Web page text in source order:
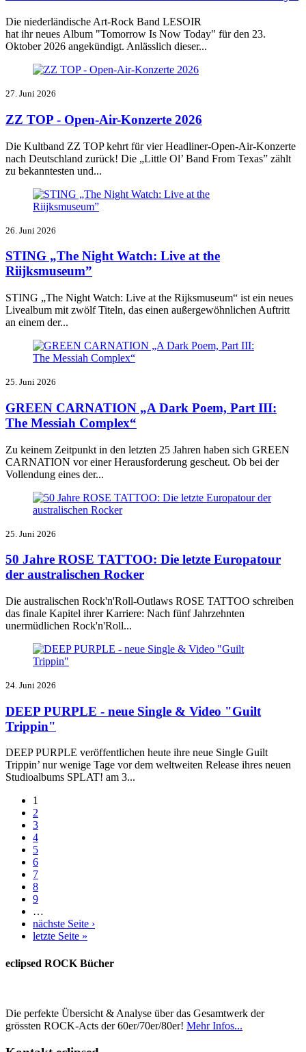
Die niederländische Art-Rock Band LESOIR
hat ihr neues Album "Tomorrow Is Now Today" für den 23.
Oktober 2026 angekündigt. Anlässlich dieser...
27. Juni 2026
ZZ TOP - Open-Air-Konzerte 2026
Die Kultband ZZ TOP kehrt für vier Headliner-Open-Air-Konzerte
nach Deutschland zurück! Die „Little Ol’ Band From Texas” zählt
zu bekanntesten und...
26. Juni 2026
STING „The Night Watch: Live at the
Riijksmuseum”
STING „The Night Watch: Live at the Rijksmuseum“ ist ein neues
Livealbum mit zwölf Titeln, das einen außergewöhnlichen Auftritt
an einem der...
25. Juni 2026
GREEN CARNATION „A Dark Poem, Part III:
The Messiah Complex“
Zu keinem Zeitpunkt in den letzten 25 Jahren haben sich GREEN
CARNATION vor einer Herausforderung gescheut. Ob bei der
Vollendung eines der...
25. Juni 2026
50 Jahre ROSE TATTOO: Die letzte Europatour
der australischen Rocker
Die australischen Rock'n'Roll-Outlaws ROSE TATTOO schreiben
das finale Kapitel ihrer Karriere: Nach fünf Jahrzehnten
unermüdlichen Rock'n'Roll...
24. Juni 2026
DEEP PURPLE - neue Single & Video "Guilt
Trippin"
DEEP PURPLE veröffentlichen heute ihre neue Single Guilt
Trippin’ nur wenige Tage vor dem weltweiten Release ihres neuen
Studioalbums SPLAT! am 3...
1
2
3
4
5
6
7
8
9
…
nächste Seite ›
letzte Seite »
eclipsed ROCK Bücher
Die perfekte Übersicht & Analyse über das Gesamtwerk der
grössten ROCK-Acts der 60er/70er/80er! Mehr Infos...